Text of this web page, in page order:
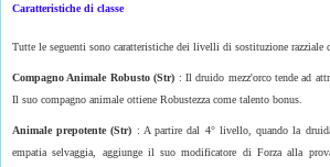
Caratteristiche di classe
Tutte le seguenti sono caratteristiche dei livelli di sostituzione razziale
Compagno Animale Robusto (Str) : Il druido mezz'orco tende ad
Il suo compagno animale ottiene Robustezza come talento bonus.
Animale prepotente (Str) : A partire dal 4° livello, quando la
empatia selvaggia, aggiunge il suo modificatore di Forza alla